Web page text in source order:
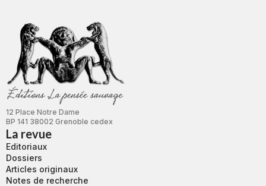
12 Place Notre Dame
BP 141 38002 Grenoble cedex
La revue
Editoriaux
Dossiers
Articles originaux
Notes de recherche